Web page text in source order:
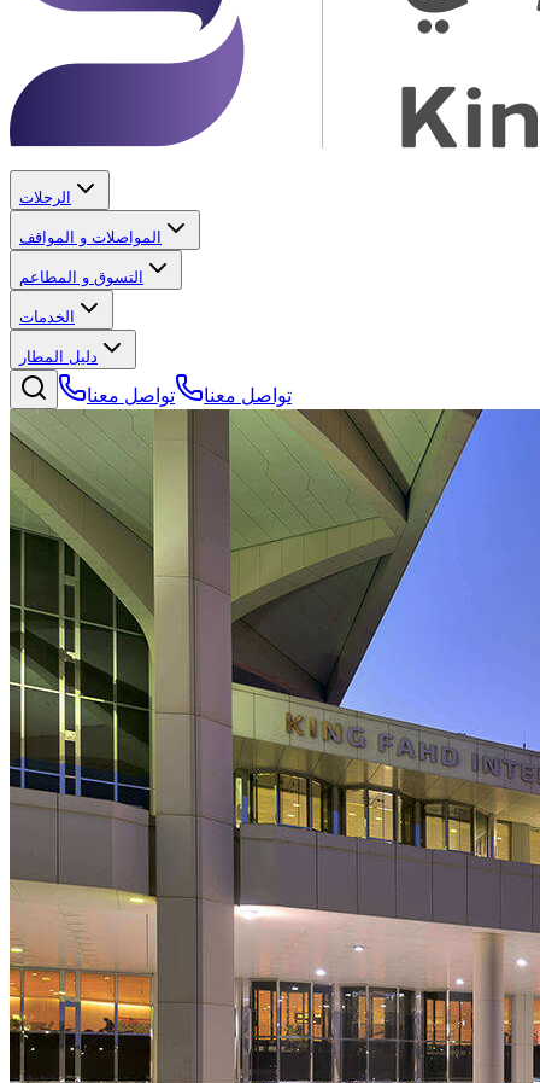
الرحلات
المواصلات و المواقف
التسوق و المطاعم
الخدمات
دليل المطار
تواصل معنا تواصل معنا